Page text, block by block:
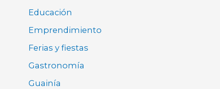
Educación
Emprendimiento
Ferias y fiestas
Gastronomía
Guainía